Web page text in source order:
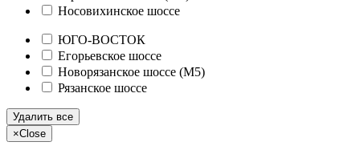
Носовихинское шоссе
ЮГО-ВОСТОК
Егорьевское шоссе
Новорязанское шоссе (М5)
Рязанское шоссе
Удалить все
×Close